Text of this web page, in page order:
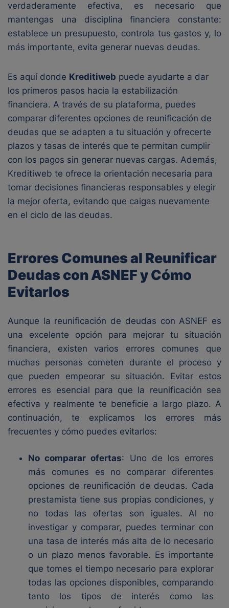
verdaderamente efectiva, es necesario que
mantengas una disciplina financiera constante:
establece un presupuesto, controla tus gastos y, lo
más importante, evita generar nuevas deudas.
Es aquí donde Kreditiweb puede ayudarte a dar
los primeros pasos hacia la estabilización
financiera. A través de su plataforma, puedes
comparar diferentes opciones de reunificación de
deudas que se adapten a tu situación y ofrecerte
plazos y tasas de interés que te permitan cumplir
con los pagos sin generar nuevas cargas. Además,
Kreditiweb te ofrece la orientación necesaria para
tomar decisiones financieras responsables y elegir
la mejor oferta, evitando que caigas nuevamente
en el ciclo de las deudas.
Errores Comunes al Reunificar
Deudas con ASNEF y Cómo
Evitarlos
Aunque la reunificación de deudas con ASNEF es
una excelente opción para mejorar tu situación
financiera, existen varios errores comunes que
muchas personas cometen durante el proceso y
que pueden empeorar su situación. Evitar estos
errores es esencial para que la reunificación sea
efectiva y realmente te beneficie a largo plazo. A
continuación, te explicamos los errores más
frecuentes y cómo puedes evitarlos:
No comparar ofertas: Uno de los errores
más comunes es no comparar diferentes
opciones de reunificación de deudas. Cada
prestamista tiene sus propias condiciones, y
no todas las ofertas son iguales. Al no
investigar y comparar, puedes terminar con
una tasa de interés más alta de lo necesario
o un plazo menos favorable. Es importante
que tomes el tiempo necesario para explorar
todas las opciones disponibles, comparando
tanto los tipos de interés como las